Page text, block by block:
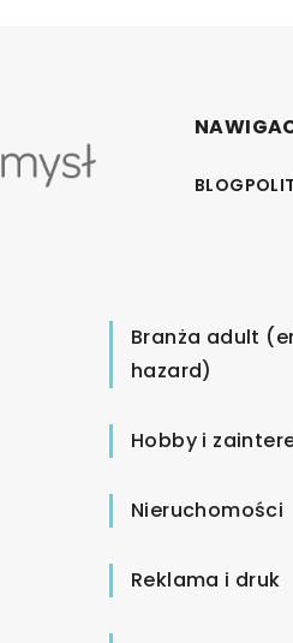
BLOG
Branża adult
hazard)
Hobby i
Nieruchomości
Reklama i druk